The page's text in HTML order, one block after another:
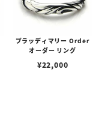
ブラッディマリー Order
オーダー リング
¥22,000